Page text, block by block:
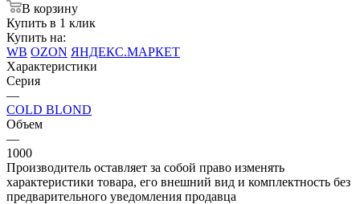
В корзину
Купить в 1 клик
Купить на:
WB OZON ЯНДЕКС.МАРКЕТ
Характеристики
Серия
—
COLD BLOND
Объем
—
1000
Производитель оставляет за собой право изменять
характеристики товара, его внешний вид и комплектность без
предварительного уведомления продавца